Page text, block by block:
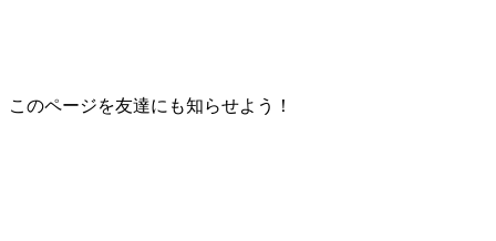
このページを友達にも知らせよう！